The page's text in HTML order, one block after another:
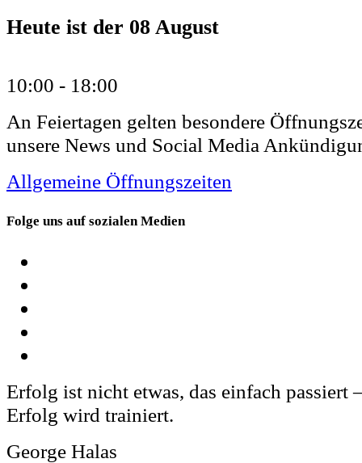
Heute ist der 08 August
10:00 - 18:00
An Feiertagen gelten besondere
unsere News und Social Media
Allgemeine Öffnungszeiten
Folge uns auf sozialen Medien
Erfolg ist nicht etwas, das einfach passiert
Erfolg wird trainiert.
George Halas